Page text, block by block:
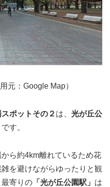
元：Google Map）
ポットその２ は、 光が丘公
です。
ら約4km離れているため花
を避けながらゆったりと観
寄りの 「光が丘公園駅」 は